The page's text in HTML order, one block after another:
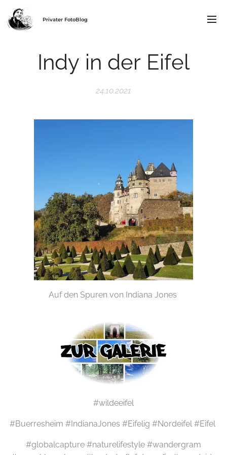
Privater FotoBlog
Indy in der Eifel
24.10.2021
Auf den Spuren von Indiana Jones
#wildeeifel
#Buerresheim #IndianaJones #Eifelig #Nordeifel #Eifel
#globalcapture #naturelifestyle #wandergram